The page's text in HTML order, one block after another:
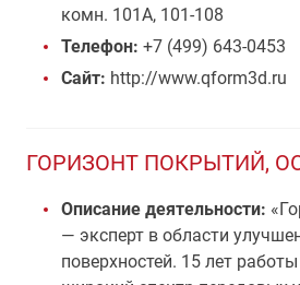
комн. 101А, 101-108
Телефон: +7 (499) 643-0453
Сайт: http://www.qform3d.ru
ГОРИЗОНТ ПОКРЫТИЙ,
Описание деятельности:
— эксперт в области
поверхностей. 15 лет